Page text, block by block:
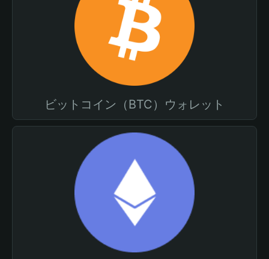
ビットコイン（BTC）ウォレット